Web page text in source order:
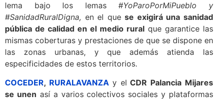
lema bajo los lemas#YoParoPorMiPueblo y
#SanidadRuralDigna, en el quese exigirá una sanidad
pública de calidad en el medio rural que garantice las
mismas coberturas y prestaciones de que se dispone en
las zonas urbanas, y que además atienda las
especificidades de estos territorios.
COCEDER, RURALAVANZA y el CDR Palancia Mijares
se unen así a varios colectivos sociales y plataformas